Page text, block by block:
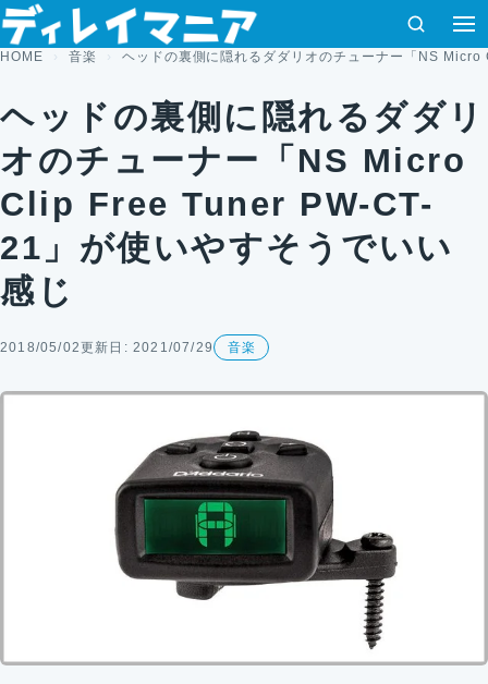
コンテンツへスキップ
検索
HOME 音楽 ヘッドの裏側に隠れるダダリオのチューナー「NS
ヘッドの裏側に隠れるダダリ
オのチューナー「NS Micro
Clip Free Tuner PW-CT-
21」が使いやすそうでいい
感じ
2018/05/02更新日: 2021/07/29 音楽